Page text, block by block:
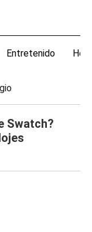
Entretenido
Swatch?